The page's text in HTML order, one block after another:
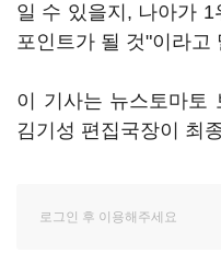
일 수 있을지, 나아가
포인트가 될 것"이라고
이 기사는 뉴스토마토
김기성 편집국장이 최